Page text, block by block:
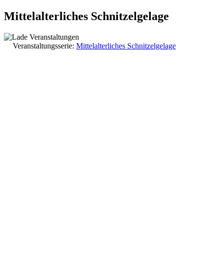
Mittelalterliches Schnitzelgelage
Veranstaltungsserie: Mittelalterliches Schnitzelgelage